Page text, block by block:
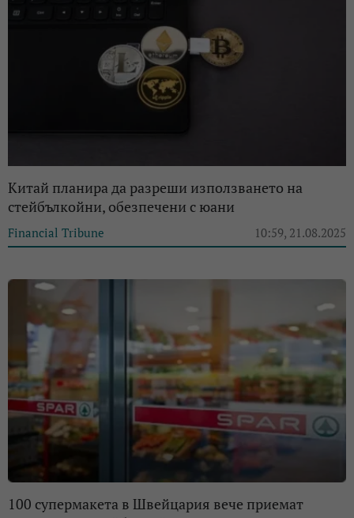
Китай планира да разреши използването на
стейбълкойни, обезпечени с юани
Financial Tribune 10:59, 21.08.2025
100 супермакета в Швейцария вече приемат